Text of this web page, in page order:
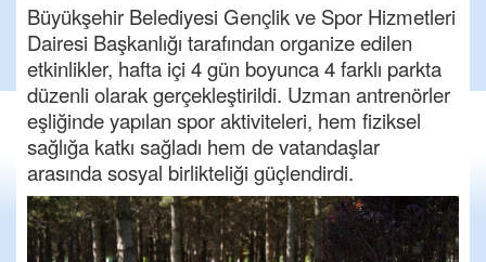
Büyükşehir Belediyesi Gençlik ve Spor Hizmetleri
Dairesi Başkanlığı tarafından organize edilen
etkinlikler, hafta içi 4 gün boyunca 4 farklı parkta
düzenli olarak gerçekleştirildi. Uzman antrenörler
eşliğinde yapılan spor aktiviteleri, hem fiziksel
sağlığa katkı sağladı hem de vatandaşlar
arasında sosyal birlikteliği güçlendirdi.